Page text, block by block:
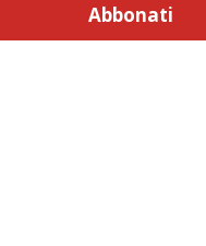
Abbonati